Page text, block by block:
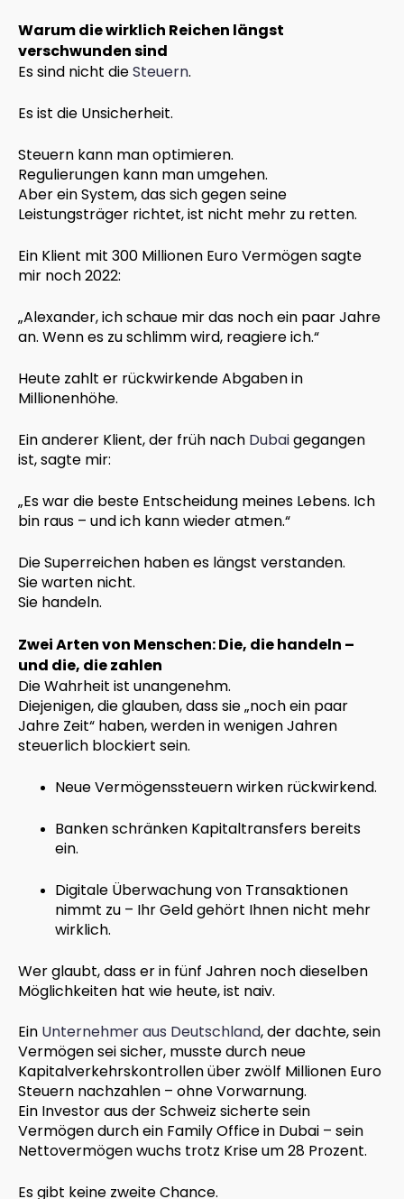
Warum die wirklich Reichen längst
verschwunden sind
Es sind nicht dieSteuern.
Es ist die Unsicherheit.
Steuern kann man optimieren.
Regulierungen kann man umgehen.
Aber ein System, das sich gegen seine
Leistungsträger richtet, ist nicht mehr zu retten.
Ein Klient mit 300 Millionen Euro Vermögen sagte
mir noch 2022:
„Alexander, ich schaue mir das noch ein paar Jahre
an. Wenn es zu schlimm wird, reagiere ich.“
Heute zahlt er rückwirkende Abgaben in
Millionenhöhe.
Ein anderer Klient, der früh nach Dubaigegangen
ist, sagte mir:
„Es war die beste Entscheidung meines Lebens. Ich
bin raus – und ich kann wieder atmen.“
Die Superreichen haben es längst verstanden.
Sie warten nicht.
Sie handeln.
Zwei Arten von Menschen: Die, die handeln –
und die, die zahlen
Die Wahrheit ist unangenehm.
Diejenigen, die glauben, dass sie „noch ein paar
Jahre Zeit“ haben, werden in wenigen Jahren
steuerlich blockiert sein.
Neue Vermögenssteuern wirken rückwirkend.
Banken schränken Kapitaltransfers bereits
ein.
Digitale Überwachung von Transaktionen
nimmt zu – Ihr Geld gehört Ihnen nicht mehr
wirklich.
Wer glaubt, dass er in fünf Jahren noch dieselben
Möglichkeiten hat wie heute, ist naiv.
Ein Unternehmer aus Deutschland, der dachte, sein
Vermögen sei sicher, musste durch neue
Kapitalverkehrskontrollen über zwölf Millionen Euro
Steuern nachzahlen – ohne Vorwarnung.
Ein Investor aus der Schweiz sicherte sein
Vermögen durch ein Family Office in Dubai – sein
Nettovermögen wuchs trotz Krise um 28 Prozent.
Es gibt keine zweite Chance.